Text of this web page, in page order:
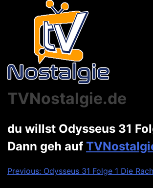
TVNostalgie.de
du willst Odysseus 31
Dann geh auf
Beitragsnavigation
Previous: Odysseus 31 Folge 1 Die